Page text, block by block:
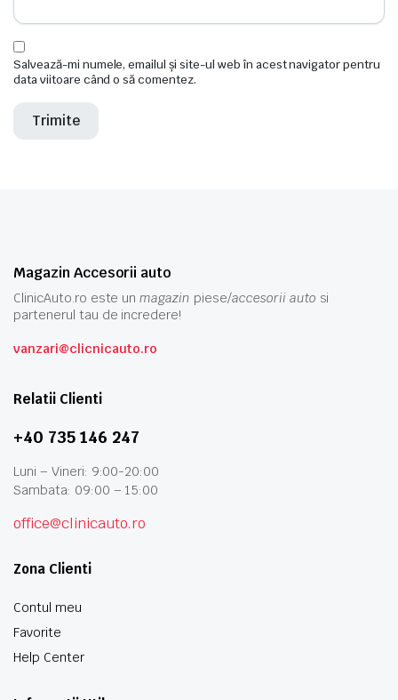
Salvează-mi numele, emailul și site-ul web în acest navigator pentru
data viitoare când o să comentez.
Magazin Accesorii auto
ClinicAuto.ro este unmagazin piese/accesorii auto si
partenerul tau de incredere!
vanzari@clicnicauto.ro
Relatii Clienti
+40 735 146 247
Luni – Vineri: 9:00-20:00
Sambata: 09:00 – 15:00
office@clinicauto.ro
Zona Clienti
Contul meu
Favorite
Help Center